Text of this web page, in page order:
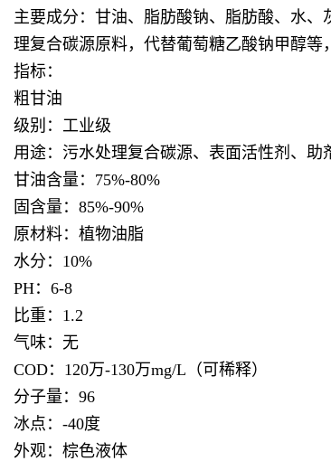
主要成分：甘油、脂肪酸钠、脂肪酸、水
理复合碳源原料，代替葡萄糖乙酸钠甲醇
指标：
粗甘油
级别：工业级
用途：污水处理复合碳源、表面活性剂、助
甘油含量：75%-80%
固含量：85%-90%
原材料：植物油脂
水分：10%
PH：6-8
比重：1.2
气味：无
COD：120万-130万mg/L（可稀释）
分子量：96
冰点：-40度
外观：棕色液体